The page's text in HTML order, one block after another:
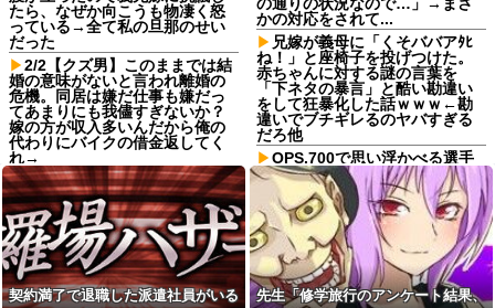
たら、なぜか向こうも物凄く怒
っている→全て私の旦那のせい
だった
2/2【クズ男】このままでは結
婚の意味がないと言われ離婚の
危機。同居は嫌だ仕事も嫌だっ
てあまりにも我儘すぎないか？
嫁の方が収入多いんだから俺の
代わりにバイクの借金返してく
れ→
彼女と紫陽花見に行ったらス
ニーカーを履いてきてた。普通
かわいいぺたんこ靴とかじゃな
いの？コーヒーや手作り菓子も
持ってこないしさぁ…
【悲報】山本太郎さん、政治
に興味なかった
かの対応をされて...
兄嫁が義母に「くそババアﾀﾋ
ね！」と座椅子を投げつけた。
赤ちゃんに対する謎の言葉を
「下ネタの暴言」と酷い勘違い
をして狂暴化した話ｗｗｗ←勘
違いでブチギレるのヤバすぎる
だろ他
OPS.700で思い浮かべる選手
wwwwwwwwwwwwwwwwww
wwwwwwwwwwww
【朗報】水木しげる『白い
旗』をアニメ化、NHK総合で8月
16日放送
ゴミ屋敷で「人間失格」と夫
に暴言を吐かれ自殺を考えた
私…物置で見つけた20年前の謎
契約満了で退職した派遣社員がいる
先生「修学旅行のアンケート結果、